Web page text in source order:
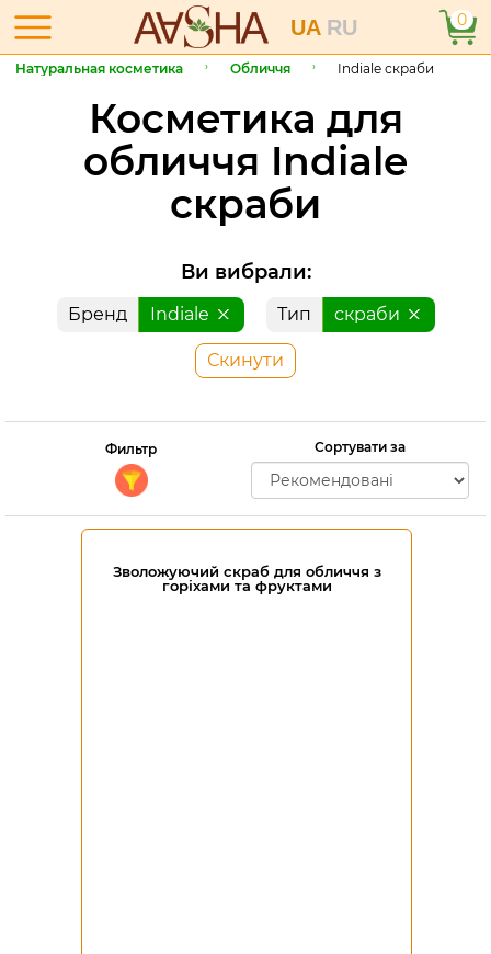
UA RU 0
Натуральная косметика Обличчя Indiale скраби
Косметика для
обличчя Indiale
скраби
Ви вибрали:
Бренд Indiale Тип скраби
Скинути
Фильтр Сортувати за
Зволожуючий скраб для обличчя з
горіхами та фруктами